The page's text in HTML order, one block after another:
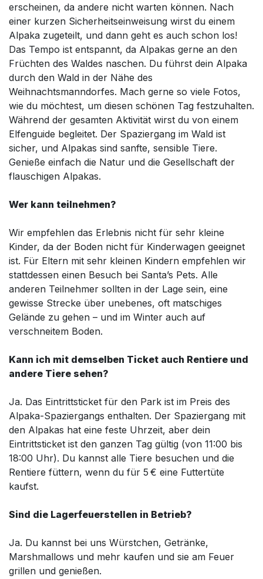
erscheinen, da andere nicht warten können. Nach
einer kurzen Sicherheitseinweisung wirst du einem
Alpaka zugeteilt, und dann geht es auch schon los!
Das Tempo ist entspannt, da Alpakas gerne an den
Früchten des Waldes naschen. Du führst dein Alpaka
durch den Wald in der Nähe des
Weihnachtsmanndorfes. Mach gerne so viele Fotos,
wie du möchtest, um diesen schönen Tag festzuhalten.
Während der gesamten Aktivität wirst du von einem
Elfenguide begleitet. Der Spaziergang im Wald ist
sicher, und Alpakas sind sanfte, sensible Tiere.
Genieße einfach die Natur und die Gesellschaft der
flauschigen Alpakas.
Wer kann teilnehmen?
Wir empfehlen das Erlebnis nicht für sehr kleine
Kinder, da der Boden nicht für Kinderwagen geeignet
ist. Für Eltern mit sehr kleinen Kindern empfehlen wir
stattdessen einen Besuch bei Santa’s Pets. Alle
anderen Teilnehmer sollten in der Lage sein, eine
gewisse Strecke über unebenes, oft matschiges
Gelände zu gehen – und im Winter auch auf
verschneitem Boden.
Kann ich mit demselben Ticket auch Rentiere und
andere Tiere sehen?
Ja. Das Eintrittsticket für den Park ist im Preis des
Alpaka-Spaziergangs enthalten. Der Spaziergang mit
den Alpakas hat eine feste Uhrzeit, aber dein
Eintrittsticket ist den ganzen Tag gültig (von 11:00 bis
18:00 Uhr). Du kannst alle Tiere besuchen und die
Rentiere füttern, wenn du für 5 € eine Futtertüte
kaufst.
Sind die Lagerfeuerstellen in Betrieb?
Ja. Du kannst bei uns Würstchen, Getränke,
Marshmallows und mehr kaufen und sie am Feuer
grillen und genießen.